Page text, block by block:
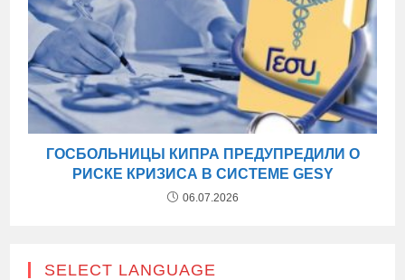
ГОСБОЛЬНИЦЫ КИПРА ПРЕДУПРЕДИЛИ О
РИСКЕ КРИЗИСА В СИСТЕМЕ GESY
06.07.2026
SELECT LANGUAGE